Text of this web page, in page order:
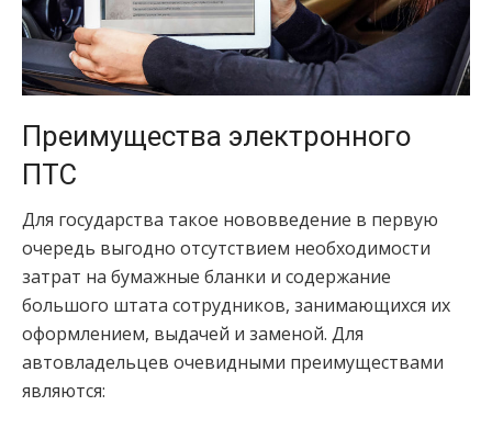
Преимущества электронного
ПТС
Для государства такое нововведение в первую
очередь выгодно отсутствием необходимости
затрат на бумажные бланки и содержание
большого штата сотрудников, занимающихся их
оформлением, выдачей и заменой. Для
автовладельцев очевидными преимуществами
являются: